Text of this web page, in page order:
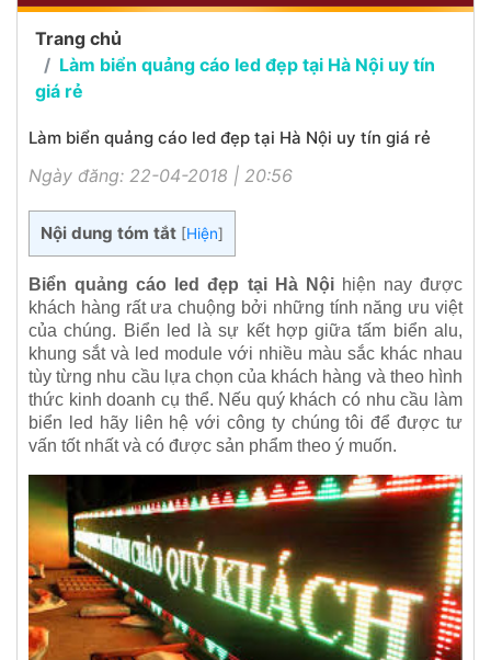
Trang chủ
Làm biển quảng cáo led đẹp tại Hà Nội uy tín
giá rẻ
Làm biển quảng cáo led đẹp tại Hà Nội uy tín giá rẻ
Ngày đăng: 22-04-2018 | 20:56
Nội dung tóm tắt [Hiện]
Biển quảng cáo led đẹp tại Hà Nộihiện nay được
khách hàng rất ưa chuộng bởi những tính năng ưu việt
của chúng. Biển led là sự kết hợp giữa tấm biển alu,
khung sắt và led module với nhiều màu sắc khác nhau
tùy từng nhu cầu lựa chọn của khách hàng và theo hình
thức kinh doanh cụ thể. Nếu quý khách có nhu cầu làm
biển led hãy liên hệ với công ty chúng tôi để được tư
vấn tốt nhất và có được sản phẩm theo ý muốn.